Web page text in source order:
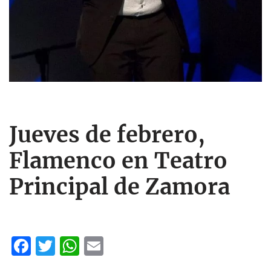
Jueves de febrero,
Flamenco en Teatro
Principal de Zamora
F
T
W